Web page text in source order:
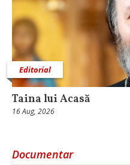
Editorial
Taina lui Acasă
16 Aug, 2026
Documentar